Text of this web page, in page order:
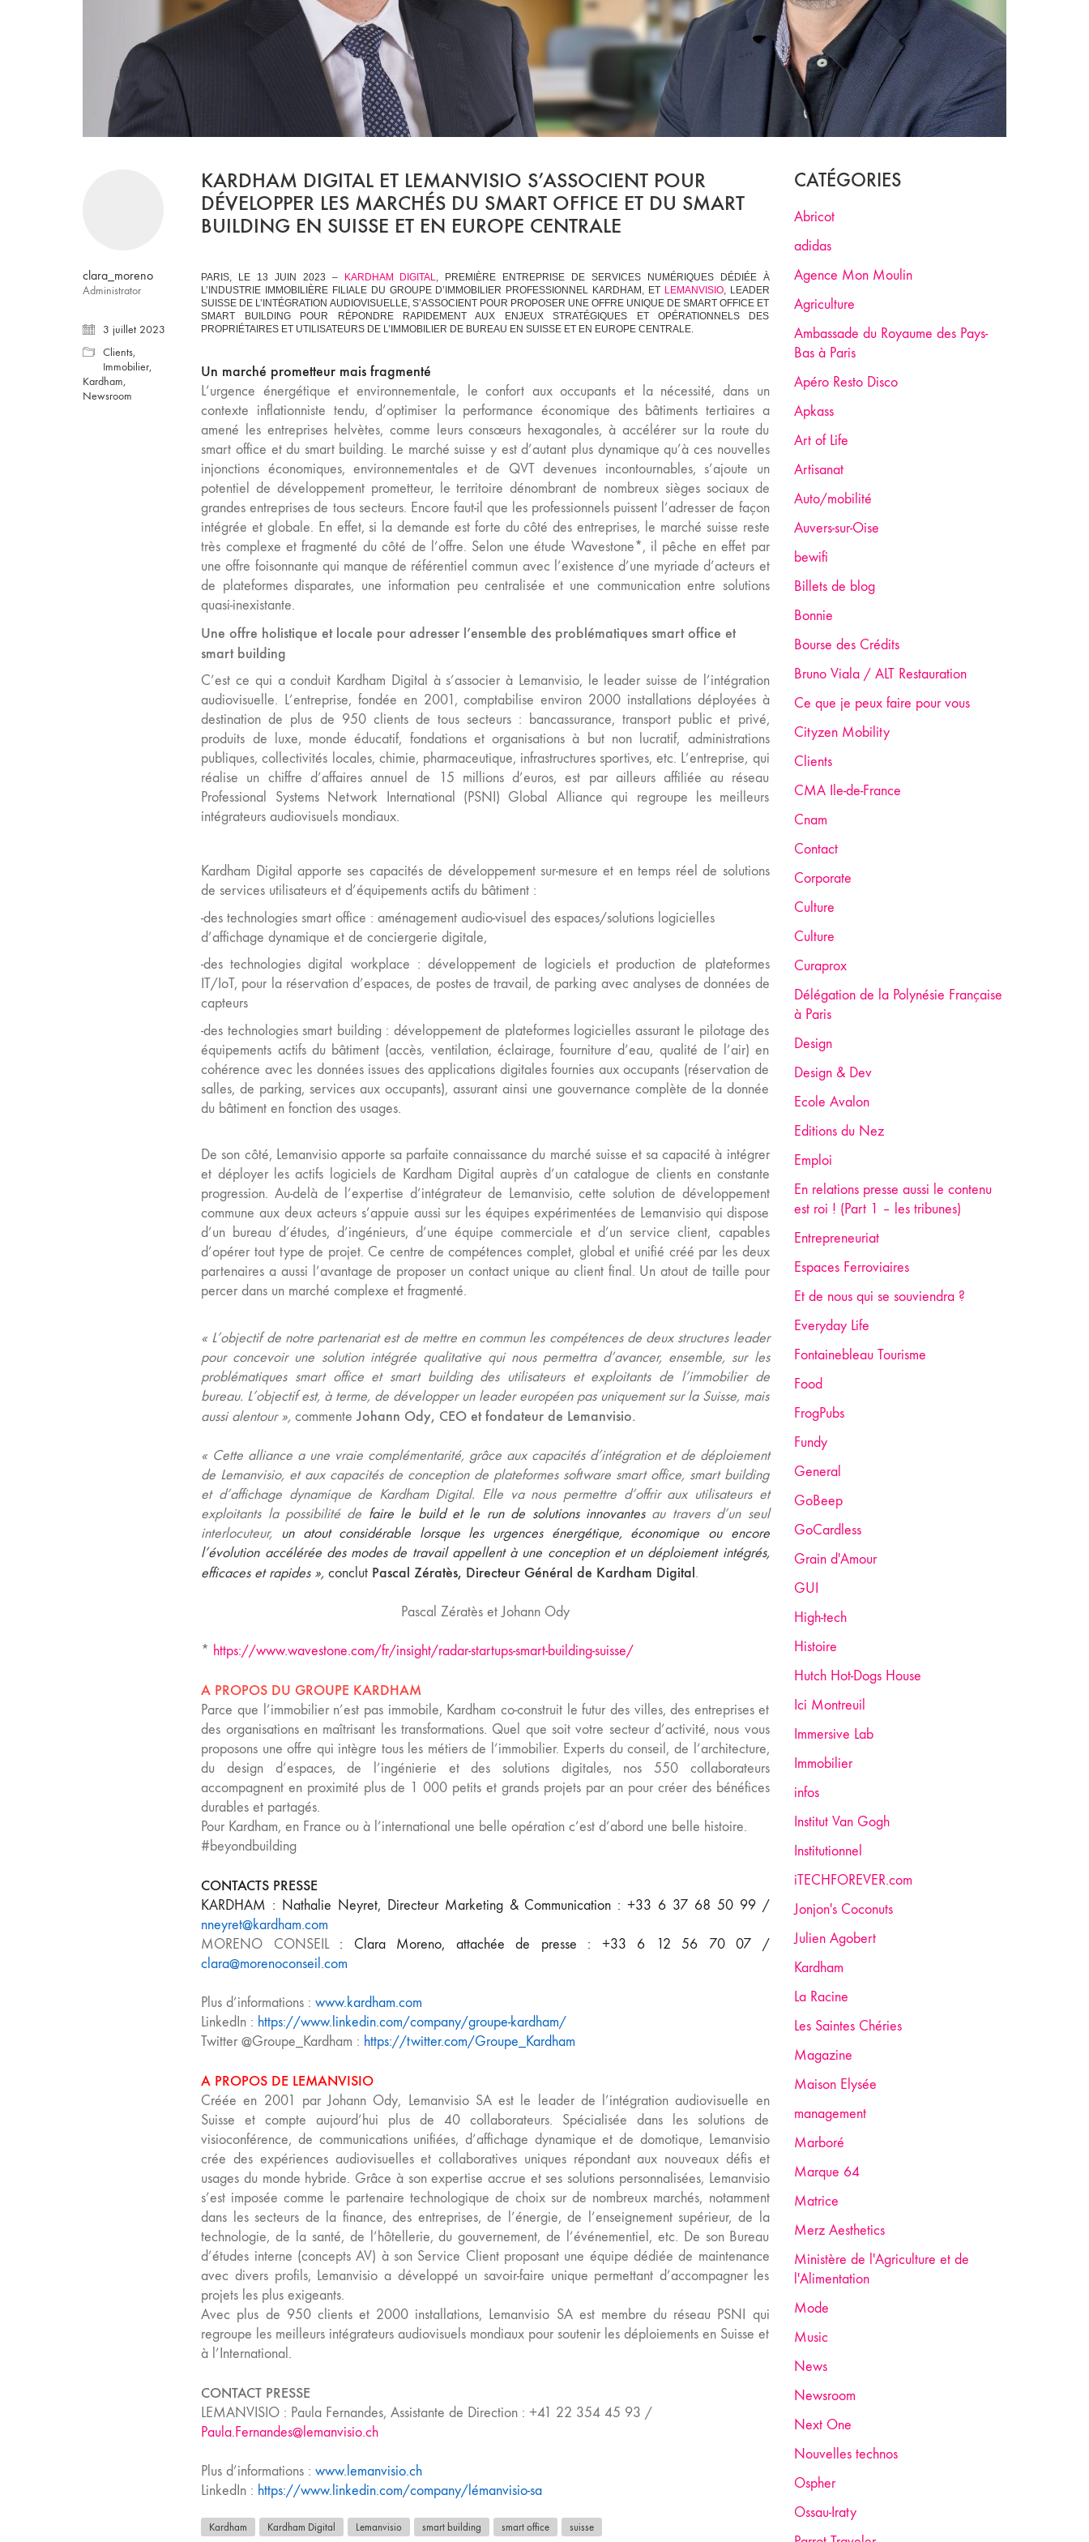
KARDHAM DIGITAL ET LEMANVISIO S’ASSOCIENT POUR
DÉVELOPPER LES MARCHÉS DU SMART OFFICE ET DU SMART
BUILDING EN SUISSE ET EN EUROPE CENTRALE
PARIS, LE 13 JUIN 2023 – KARDHAM DIGITAL, PREMIÈRE ENTREPRISE DE SERVICES NUMÉRIQUES DÉDIÉE À
L’INDUSTRIE IMMOBILIÈRE FILIALE DU GROUPE D’IMMOBILIER PROFESSIONNEL KARDHAM, ET LEMANVISIO, LEADER
SUISSE DE L’INTÉGRATION AUDIOVISUELLE, S’ASSOCIENT POUR PROPOSER UNE OFFRE UNIQUE DE SMART OFFICE ET
SMART BUILDING POUR RÉPONDRE RAPIDEMENT AUX ENJEUX STRATÉGIQUES ET OPÉRATIONNELS DES
PROPRIÉTAIRES ET UTILISATEURS DE L’IMMOBILIER DE BUREAU EN SUISSE ET EN EUROPE CENTRALE.
Un marché prometteur mais fragmenté
L’urgence énergétique et environnementale, le confort aux occupants et la nécessité, dans un
contexte inflationniste tendu, d’optimiser la performance économique des bâtiments tertiaires a
amené les entreprises helvètes, comme leurs consœurs hexagonales, à accélérer sur la route du
smart office et du smart building. Le marché suisse y est d’autant plus dynamique qu’à ces nouvelles
injonctions économiques, environnementales et de QVT devenues incontournables, s’ajoute un
potentiel de développement prometteur, le territoire dénombrant de nombreux sièges sociaux de
grandes entreprises de tous secteurs. Encore faut-il que les professionnels puissent l’adresser de façon
intégrée et globale. En effet, si la demande est forte du côté des entreprises, le marché suisse reste
très complexe et fragmenté du côté de l’offre. Selon une étude Wavestone*, il pêche en effet par
une offre foisonnante qui manque de référentiel commun avec l’existence d’une myriade d’acteurs et
de plateformes disparates, une information peu centralisée et une communication entre solutions
quasi-inexistante.
Une offre holistique et locale pour adresser l’ensemble des problématiques smart office et
smart building
C’est ce qui a conduit Kardham Digital à s’associer à Lemanvisio, le leader suisse de l’intégration
audiovisuelle. L’entreprise, fondée en 2001, comptabilise environ 2000 installations déployées à
destination de plus de 950 clients de tous secteurs : bancassurance, transport public et privé,
produits de luxe, monde éducatif, fondations et organisations à but non lucratif, administrations
publiques, collectivités locales, chimie, pharmaceutique, infrastructures sportives, etc. L’entreprise, qui
réalise un chiffre d’affaires annuel de 15 millions d’euros, est par ailleurs affiliée au réseau
Professional Systems Network International (PSNI) Global Alliance qui regroupe les meilleurs
intégrateurs audiovisuels mondiaux.
Kardham Digital apporte ses capacités de développement sur-mesure et en temps réel de solutions
de services utilisateurs et d’équipements actifs du bâtiment :
-des technologies smart office : aménagement audio-visuel des espaces/solutions logicielles
d’affichage dynamique et de conciergerie digitale,
-des technologies digital workplace : développement de logiciels et production de plateformes
IT/IoT, pour la réservation d’espaces, de postes de travail, de parking avec analyses de données de
capteurs
-des technologies smart building : développement de plateformes logicielles assurant le pilotage des
équipements actifs du bâtiment (accès, ventilation, éclairage, fourniture d’eau, qualité de l’air) en
cohérence avec les données issues des applications digitales fournies aux occupants (réservation de
salles, de parking, services aux occupants), assurant ainsi une gouvernance complète de la donnée
du bâtiment en fonction des usages.
De son côté, Lemanvisio apporte sa parfaite connaissance du marché suisse et sa capacité à intégrer
et déployer les actifs logiciels de Kardham Digital auprès d’un catalogue de clients en constante
progression. Au-delà de l’expertise d’intégrateur de Lemanvisio, cette solution de développement
commune aux deux acteurs s’appuie aussi sur les équipes expérimentées de Lemanvisio qui dispose
d’un bureau d’études, d’ingénieurs, d’une équipe commerciale et d’un service client, capables
d’opérer tout type de projet. Ce centre de compétences complet, global et unifié créé par les deux
partenaires a aussi l’avantage de proposer un contact unique au client final. Un atout de taille pour
percer dans un marché complexe et fragmenté.
« L’objectif de notre partenariat est de mettre en commun les compétences de deux structures leader
pour concevoir une solution intégrée qualitative qui nous permettra d’avancer, ensemble, sur les
problématiques smart office et smart building des utilisateurs et exploitants de l’immobilier de
bureau. L’objectif est, à terme, de développer un leader européen pas uniquement sur la Suisse, mais
aussi alentour », commenteJohann Ody, CEO et fondateur de Lemanvisio.
« Cette alliance a une vraie complémentarité, grâce aux capacités d’intégration et de déploiement
de Lemanvisio, et aux capacités de conception de plateformes software smart office, smart building
et d’affichage dynamique de Kardham Digital. Elle va nous permettre d’offrir aux utilisateurs et
exploitants la possibilité de faire le build et le run de solutions innovantes au travers d’un seul
interlocuteur, un atout considérable lorsque les urgences énergétique, économique ou encore
l’évolution accélérée des modes de travail appellent à une conception et un déploiement intégrés,
efficaces et rapides »,conclut Pascal Zératès, Directeur Général de Kardham Digital.
Pascal Zératès et Johann Ody
* https://www.wavestone.com/fr/insight/radar-startups-smart-building-suisse/
A PROPOS DU GROUPE KARDHAM
Parce que l’immobilier n’est pas immobile, Kardham co-construit le futur des villes, des entreprises et
des organisations en maîtrisant les transformations. Quel que soit votre secteur d’activité, nous vous
proposons une offre qui intègre tous les métiers de l’immobilier. Experts du conseil, de l’architecture,
du design d’espaces, de l’ingénierie et des solutions digitales, nos 550 collaborateurs
accompagnent en proximité plus de 1 000 petits et grands projets par an pour créer des bénéfices
durables et partagés.
Pour Kardham, en France ou à l’international une belle opération c’est d’abord une belle histoire.
#beyondbuilding
CONTACTS PRESSE
KARDHAM : Nathalie Neyret, Directeur Marketing & Communication : +33 6 37 68 50 99 /
nneyret@kardham.com
MORENO CONSEIL : Clara Moreno, attachée de presse
: +33 6 12 56 70 07 /
clara@morenoconseil.com
Plus d’informations :www.kardham.com
LinkedIn : https://www.linkedin.com/company/groupe-kardham/
Twitter @Groupe_Kardham : https://twitter.com/Groupe_Kardham
A PROPOS DE LEMANVISIO
Créée en 2001 par Johann Ody, Lemanvisio SA est le leader de l’intégration audiovisuelle en
Suisse et compte aujourd’hui plus de 40 collaborateurs. Spécialisée dans les solutions de
visioconférence, de communications unifiées, d’affichage dynamique et de domotique, Lemanvisio
crée des expériences audiovisuelles et collaboratives uniques répondant aux nouveaux défis et
usages du monde hybride. Grâce à son expertise accrue et ses solutions personnalisées, Lemanvisio
s’est imposée comme le partenaire technologique de choix sur de nombreux marchés, notamment
dans les secteurs de la finance, des entreprises, de l’énergie, de l’enseignement supérieur, de la
technologie, de la santé, de l’hôtellerie, du gouvernement, de l’événementiel, etc. De son Bureau
d’études interne (concepts AV) à son Service Client proposant une équipe dédiée de maintenance
avec divers profils, Lemanvisio a développé un savoir-faire unique permettant d’accompagner les
projets les plus exigeants.
Avec plus de 950 clients et 2000 installations, Lemanvisio SA est membre du réseau PSNI qui
regroupe les meilleurs intégrateurs audiovisuels mondiaux pour soutenir les déploiements en Suisse et
à l’International.
CONTACT PRESSE
LEMANVISIO : Paula Fernandes, Assistante de Direction : +41 22 354 45 93 /
Paula.Fernandes@lemanvisio.ch
Plus d’informations :www.lemanvisio.ch
LinkedIn : https://www.linkedin.com/company/lémanvisio-sa
Kardham Kardham Digital Lemanvisio smart building smart office suisse
clara_moreno
Administrator
3 juillet 2023
Clients,
Immobilier,
Kardham,
Newsroom
CATÉGORIES
Abricot
adidas
Agence Mon Moulin
Agriculture
Ambassade du Royaume des Pays-
Bas à Paris
Apéro Resto Disco
Apkass
Art of Life
Artisanat
Auto/mobilité
Auvers-sur-Oise
bewifi
Billets de blog
Bonnie
Bourse des Crédits
Bruno Viala / ALT Restauration
Ce que je peux faire pour vous
Cityzen Mobility
Clients
CMA Ile-de-France
Cnam
Contact
Corporate
Culture
Culture
Curaprox
Délégation de la Polynésie Française
à Paris
Design
Design & Dev
Ecole Avalon
Editions du Nez
Emploi
En relations presse aussi le contenu
est roi ! (Part 1 – les tribunes)
Entrepreneuriat
Espaces Ferroviaires
Et de nous qui se souviendra ?
Everyday Life
Fontainebleau Tourisme
Food
FrogPubs
Fundy
General
GoBeep
GoCardless
Grain d'Amour
GUI
High-tech
Histoire
Hutch Hot-Dogs House
Ici Montreuil
Immersive Lab
Immobilier
infos
Institut Van Gogh
Institutionnel
iTECHFOREVER.com
Jonjon's Coconuts
Julien Agobert
Kardham
La Racine
Les Saintes Chéries
Magazine
Maison Elysée
management
Marboré
Marque 64
Matrice
Merz Aesthetics
Ministère de l'Agriculture et de
l'Alimentation
Mode
Music
News
Newsroom
Next One
Nouvelles technos
Ospher
Ossau-Iraty